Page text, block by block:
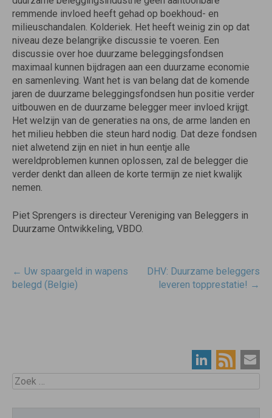
remmende invloed heeft gehad op boekhoud- en
milieuschandalen. Kolderiek. Het heeft weinig zin op dat
niveau deze belangrijke discussie te voeren. Een
discussie over hoe duurzame beleggingsfondsen
maximaal kunnen bijdragen aan een duurzame economie
en samenleving. Want het is van belang dat de komende
jaren de duurzame beleggingsfondsen hun positie verder
uitbouwen en de duurzame belegger meer invloed krijgt.
Het welzijn van de generaties na ons, de arme landen en
het milieu hebben die steun hard nodig. Dat deze fondsen
niet alwetend zijn en niet in hun eentje alle
wereldproblemen kunnen oplossen, zal de belegger die
verder denkt dan alleen de korte termijn ze niet kwalijk
nemen.
Piet Sprengers is directeur Vereniging van Beleggers in
Duurzame Ontwikkeling, VBDO.
Post
navigatie
← Uw spaargeld in wapens
belegd (Belgie)
DHV: Duurzame beleggers
leveren topprestatie! →
Zoek